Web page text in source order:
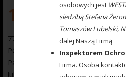
10.00 zł
777001125 FOREMKA MAD CARP Z
PODAJNIKÓW BIG BOYLE / BIG
Pasuję do każdego obecnego na
lub BIG BOY 59 m X 38 mm.
osobowych jest
siedzibą Stefana
Tomaszów Lubelski,
dalej Naszą Firmą
Inspektorem
Firma. Osoba